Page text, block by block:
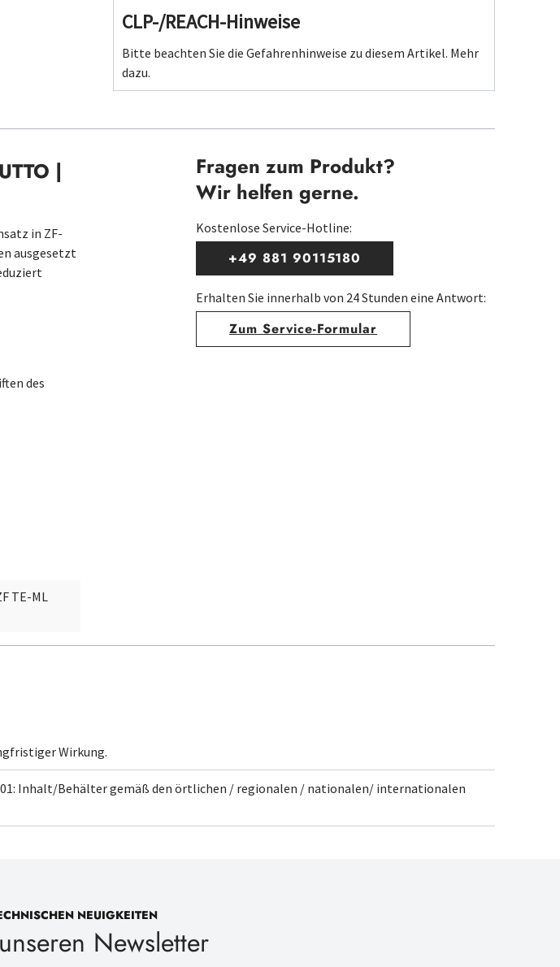
CLP-/REACH-Hinweise
Bitte beachten Sie die Gefahrenhinweise zu diesem Artikel. Mehr
dazu.
|
in ZF-
ausgesetzt
des
TE-ML
Fragen zum Produkt?
Wir helfen gerne.
Kostenlose Service-Hotline:
+49 881 90115180
Erhalten Sie innerhalb von 24 Stunden eine Antwort:
Zum Service-Formular
Wirkung.
Inhalt/Behältergemäß den örtlichen / regionalen / nationalen/ internationalen
NEUIGKEITEN
Newsletter